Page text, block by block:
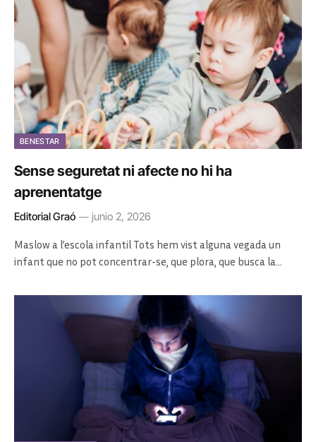
BENESTAR
Sense seguretat ni afecte no hi ha
aprenentatge
Editorial Graó junio 2, 2026
Maslow a l’escola infantil Tots hem vist alguna vegada un
infant que no pot concentrar-se, que plora, que busca la…